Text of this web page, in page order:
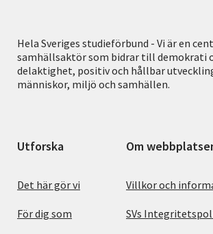
Hela Sveriges studieförbund - Vi är en
samhällsaktör som bidrar till demokrati
delaktighet, positiv och hållbar
människor, miljö och samhällen.
Utforska
Det här gör vi
För dig som
Om
Villkor och
SVs